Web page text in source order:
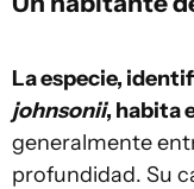
La especie,
johnsonii, habita
generalmente
profundidad. Su